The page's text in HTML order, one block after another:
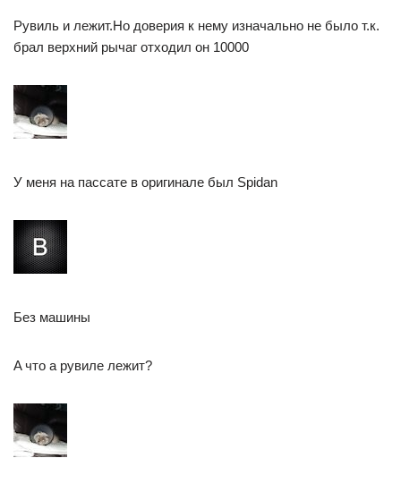
Рувиль и лежит.Но доверия к нему изначально не было т.к.
брал верхний рычаг отходил он 10000
У меня на пассате в оригинале был Spidan
Без машины
A что а рувиле лежит?